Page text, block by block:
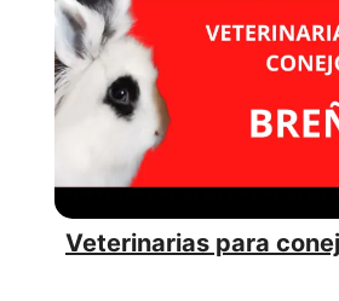
Veterinarias para